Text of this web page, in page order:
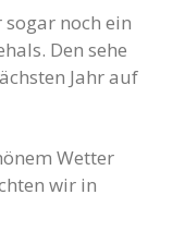
noch ein
Den sehe
Jahr auf
Wetter
wir in